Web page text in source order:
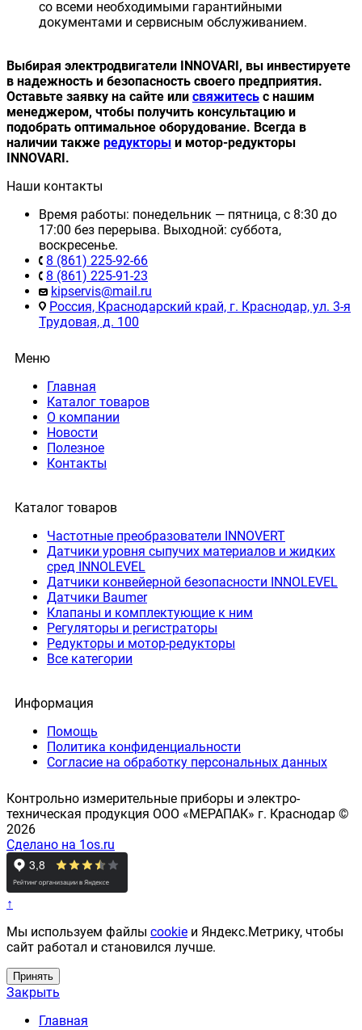
со всеми необходимыми гарантийными
документами и сервисным обслуживанием.
Выбирая электродвигатели INNOVARI, вы инвестируете
в надежность и безопасность своего предприятия.
Оставьте заявку на сайте или свяжитесь с нашим
менеджером, чтобы получить консультацию и
подобрать оптимальное оборудование. Всегда в
наличии также редукторы и мотор-редукторы
INNOVARI.
Наши контакты
Время работы: понедельник — пятница, с 8:30 до
17:00 без перерыва. Выходной: суббота,
воскресенье.
8 (861) 225-92-66
8 (861) 225-91-23
kipservis@mail.ru
Россия, Краснодарский край, г. Краснодар, ул. 3-я
Трудовая, д. 100
Меню
Главная
Каталог товаров
О компании
Новости
Полезное
Контакты
Каталог товаров
Частотные преобразователи INNOVERT
Датчики уровня сыпучих материалов и жидких
сред INNOLEVEL
Датчики конвейерной безопасности INNOLEVEL
Датчики Baumer
Клапаны и комплектующие к ним
Регуляторы и регистраторы
Редукторы и мотор-редукторы
Все категории
Информация
Помощь
Политика конфиденциальности
Согласие на обработку персональных данных
Контрольно измерительные приборы и электро-
техническая продукция ООО «МЕРАПАК» г. Краснодар ©
2026
Сделано на 1os.ru
↑
Мы используем файлы cookie и Яндекс.Метрику, чтобы
сайт работал и становился лучше.
Принять
Закрыть
Главная